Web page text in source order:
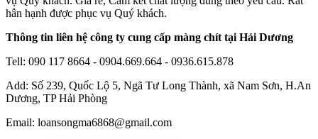
hân hạnh được phục vụ Quý khách.
Thông tin liên hệ công ty cung cấp màng chít tại Hải Dương
Tell: 090 117 8664 - 0904.669.664 - 0936.615.878
Add: Số 239, Quốc Lộ 5, Ngã Tư Long Thành, xã Nam Sơn, H.An
Dương, TP Hải Phòng
Email: loansongma6868@gmail.com